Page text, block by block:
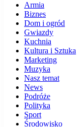
Armia
Biznes
Dom i ogród
Gwiazdy
Kuchnia
Kultura i Sztuka
Marketing
Muzyka
Nasz temat
News
Podróże
Polityka
Sport
Środowisko